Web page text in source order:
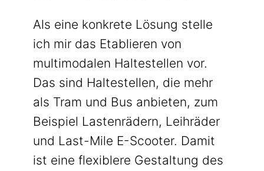
Als eine konkrete Lösung stelle
ich mir das Etablieren von
multimodalen Haltestellen vor.
Das sind Haltestellen, die mehr
als Tram und Bus anbieten, zum
Beispiel Lastenrädern, Leihräder
und Last-Mile E-Scooter. Damit
ist eine flexiblere Gestaltung des